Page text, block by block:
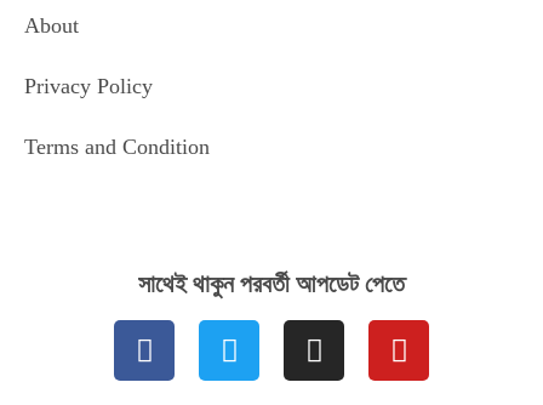
About
Privacy Policy
Terms and Condition
সাথেই থাকুন পরবর্তী আপডেট পেতে